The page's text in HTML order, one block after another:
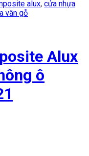
alux, cửa nhựa
vân gỗ
Alux
ô